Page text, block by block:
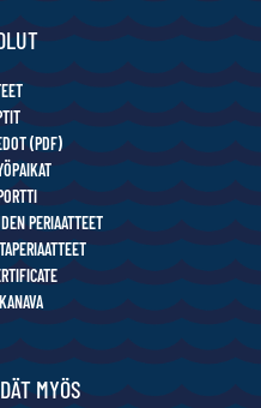
(PDF)
PERIAATTEET
MYÖS